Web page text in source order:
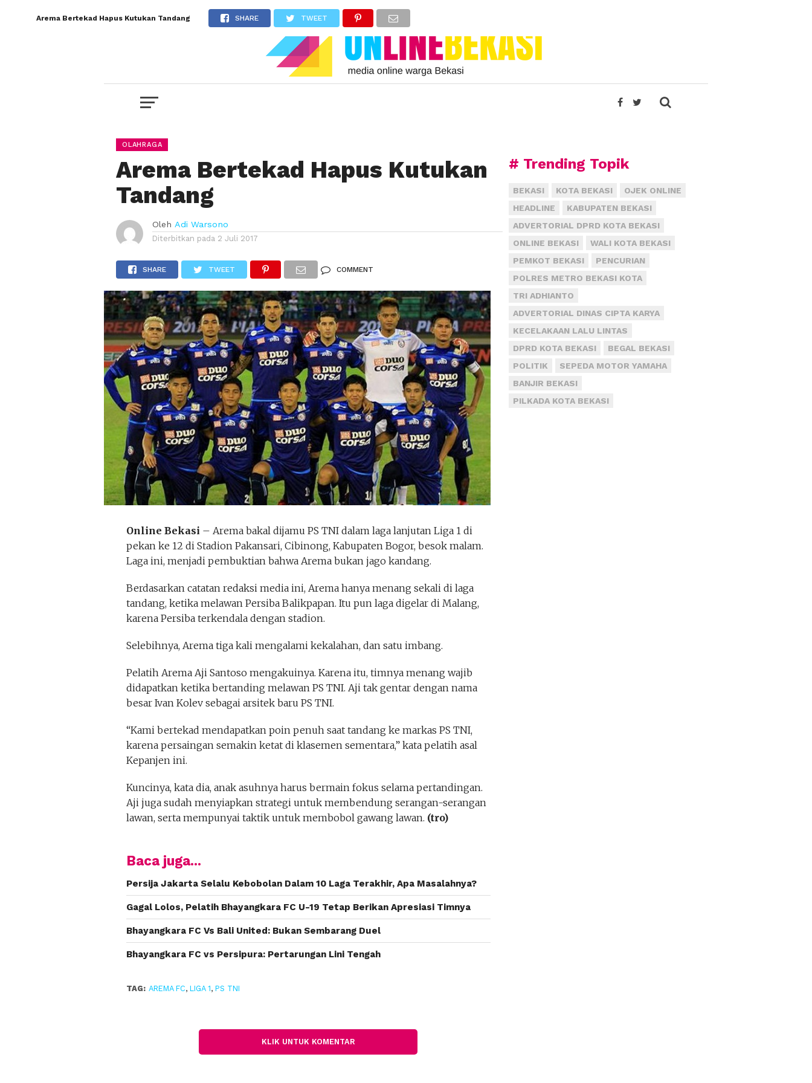
Arema Bertekad Hapus Kutukan Tandang SHARE TWEET
OLAHRAGA
Arema Bertekad Hapus Kutukan
Tandang
Oleh Adi Warsono
Diterbitkan pada 2 Juli 2017
SHARE TWEET COMMENT
Online Bekasi – Arema bakal dijamu PS TNI dalam laga lanjutan Liga 1 di
pekan ke 12 di Stadion Pakansari, Cibinong, Kabupaten Bogor, besok malam.
Laga ini, menjadi pembuktian bahwa Arema bukan jago kandang.
Berdasarkan catatan redaksi media ini, Arema hanya menang sekali di laga
tandang, ketika melawan Persiba Balikpapan. Itu pun laga digelar di Malang,
karena Persiba terkendala dengan stadion.
Selebihnya, Arema tiga kali mengalami kekalahan, dan satu imbang.
Pelatih Arema Aji Santoso mengakuinya. Karena itu, timnya menang wajib
didapatkan ketika bertanding melawan PS TNI. Aji tak gentar dengan nama
besar Ivan Kolev sebagai arsitek baru PS TNI.
“Kami bertekad mendapatkan poin penuh saat tandang ke markas PS TNI,
karena persaingan semakin ketat di klasemen sementara,” kata pelatih asal
Kepanjen ini.
Kuncinya, kata dia, anak asuhnya harus bermain fokus selama pertandingan.
Aji juga sudah menyiapkan strategi untuk membendung serangan-serangan
lawan, serta mempunyai taktik untuk membobol gawang lawan. (tro)
Baca juga...
Persija Jakarta Selalu Kebobolan Dalam 10 Laga Terakhir, Apa Masalahnya?
Gagal Lolos, Pelatih Bhayangkara FC U-19 Tetap Berikan Apresiasi Timnya
Bhayangkara FC Vs Bali United: Bukan Sembarang Duel
Bhayangkara FC vs Persipura: Pertarungan Lini Tengah
TAG: AREMA FC, LIGA 1, PS TNI
KLIK UNTUK KOMENTAR
# Trending Topik
BEKASI KOTA BEKASI
OJEK ONLINE
HEADLINE
KABUPATEN BEKASI
ADVERTORIAL DPRD KOTA BEKASI
ONLINE BEKASI
WALI KOTA BEKASI
PEMKOT BEKASI
PENCURIAN
POLRES METRO BEKASI KOTA
TRI ADHIANTO
ADVERTORIAL DINAS CIPTA KARYA
KECELAKAAN LALU LINTAS
DPRD KOTA BEKASI
BEGAL BEKASI
POLITIK
SEPEDA MOTOR YAMAHA
BANJIR BEKASI
PILKADA KOTA BEKASI